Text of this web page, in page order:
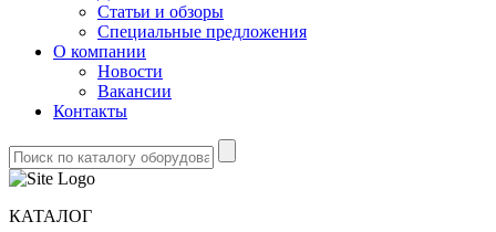
Статьи и обзоры
Специальные предложения
О компании
Новости
Вакансии
Контакты
КАТАЛОГ